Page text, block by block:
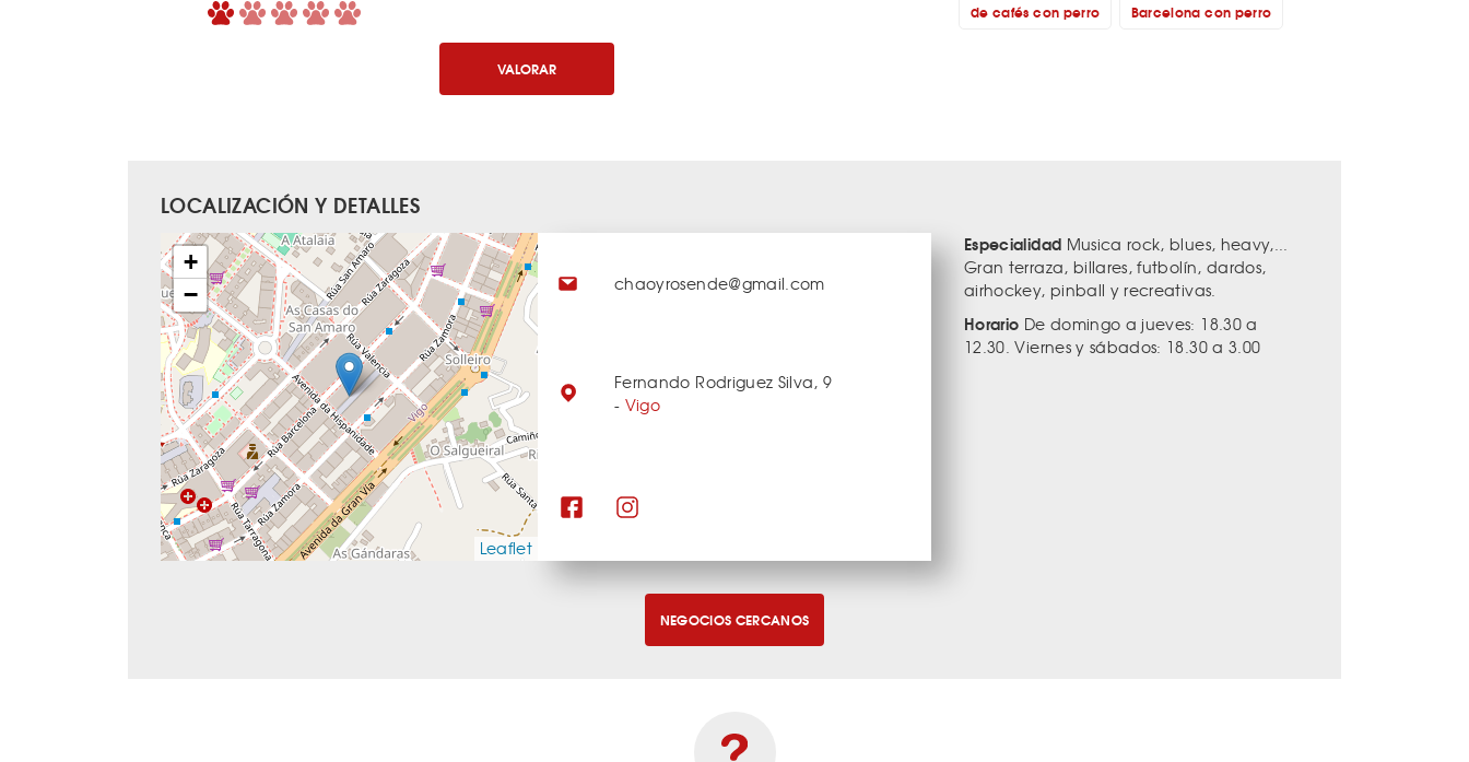
VALORAR
de cafés con perro
Barcelona con perro
LOCALIZACIÓN Y DETALLES
+
−
Leaflet
chaoyrosende@gmail.com
Fernando Rodriguez Silva, 9
- Vigo
Especialidad Musica rock, blues, heavy,...
Gran terraza, billares, futbolín, dardos,
airhockey, pinball y recreativas.
Horario De domingo a jueves: 18.30 a
12.30. Viernes y sábados: 18.30 a 3.00
NEGOCIOS CERCANOS